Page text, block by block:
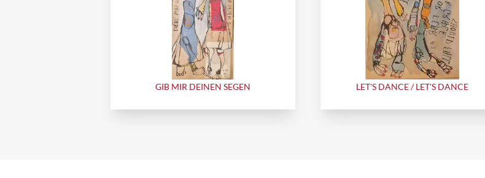
GIB MIR DEINEN SEGEN LET'S DANCE / LET'S DANCE